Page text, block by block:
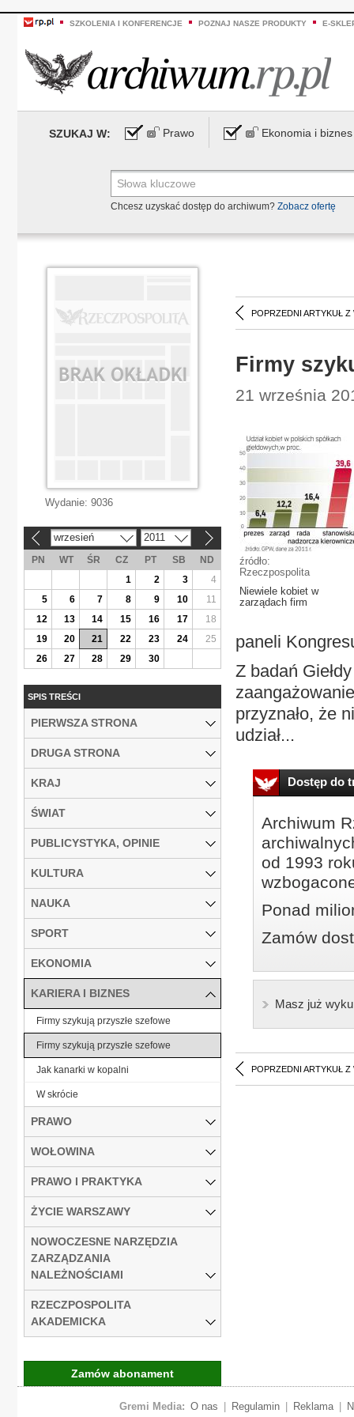
SZKOLENIA I KONFERENCJE POZNAJ NASZE PRODUKTY E-
SZUKAJ W: Prawo Ekonomia i biznes
Chcesz uzyskać dostęp do archiwum? Zobacz ofertę
POPRZEDNI ARTYKUŁ Z
Firmy
21 września
źródło:
Rzeczpospolita
Niewiele kobiet w
zarządach firm
paneli
Z badań
przyznało, że
udział...
Dostęp do
Archiwum
od 1993
Ponad
Zamów
Masz już
POPRZEDNI ARTYKUŁ Z
Wydanie: 9036
wrzesień 2011
PN WT ŚR CZ PT SB
ND
1
2 3
4
5
6 7 8 9 10
11
12
13 14 15 16 17
18
19
20 21 22 23 24
25
26
27 28 29 30
SPIS TREŚCI
PIERWSZA STRONA
DRUGA STRONA
KRAJ
ŚWIAT
PUBLICYSTYKA, OPINIE
KULTURA
NAUKA
SPORT
EKONOMIA
KARIERA I BIZNES
Firmy szykują przyszłe szefowe
Firmy szykują przyszłe szefowe
Jak kanarki w kopalni
W skrócie
PRAWO
WOŁOWINA
PRAWO I PRAKTYKA
ŻYCIE WARSZAWY
NOWOCZESNE NARZĘDZIA
ZARZĄDZANIA
NALEŻNOŚCIAMI
RZECZPOSPOLITA
AKADEMICKA
Zamów abonament
Gremi Media: O nas Regulamin Reklama